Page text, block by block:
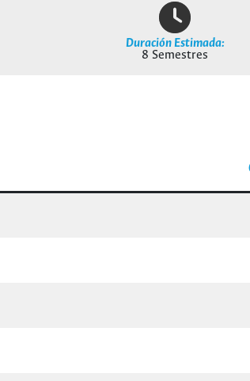
Duración Estimada:
8 Semestres